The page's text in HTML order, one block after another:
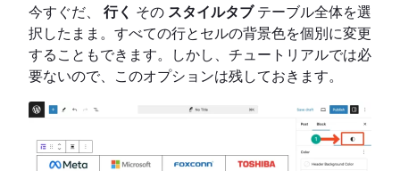
今すぐだ、 行く その スタイルタブテーブル全体を選
択したまま。すべての行とセルの背景色を個別に変更
することもできます。しかし、チュートリアルでは必
要ないので、このオプションは残しておきます。